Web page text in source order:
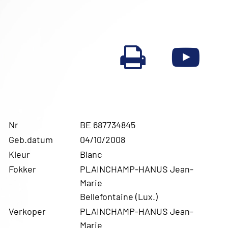
Nr
BE 687734845
Geb.datum
04/10/2008
Kleur
Blanc
Fokker
PLAINCHAMP-HANUS Jean-
Marie
Bellefontaine (Lux.)
Verkoper
PLAINCHAMP-HANUS Jean-
Marie